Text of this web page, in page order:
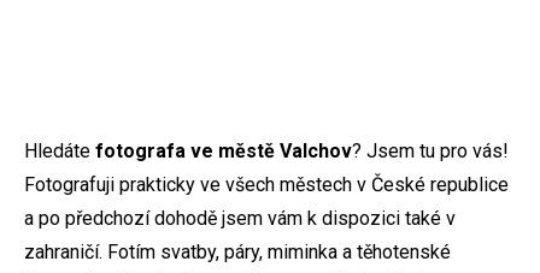
Hledáte fotografa ve městě Valchov? Jsem tu pro vás!
Fotografuji prakticky ve všech městech v České republice
a po předchozí dohodě jsem vám k dispozici také v
zahraničí. Fotím svatby, páry, miminka a těhotenské